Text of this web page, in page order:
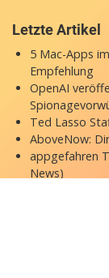
Letzte Artikel
5 Mac-Apps
Empfehlung
OpenAI
Ted Lasso
AboveNow:
appgefahren
News)